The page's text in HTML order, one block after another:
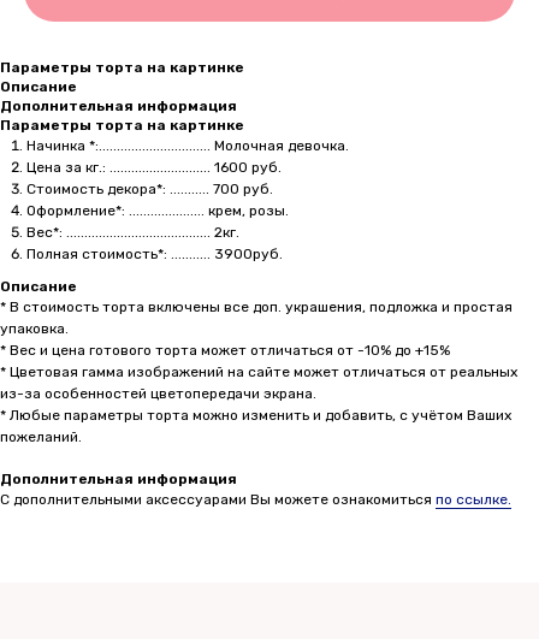
Параметры торта на картинке
Описание
Дополнительная информация
Параметры торта на картинке
Начинка *:............................... Молочная девочка.
Цена за кг.: ............................ 1600 руб.
Стоимость декора*: ........... 700 руб.
Оформление*: ..................... крем, розы.
Вес*: ........................................ 2кг.
Полная стоимость*: ........... 3900руб.
Описание
* В стоимость торта включены все доп. украшения, подложка и простая
упаковка.
* Вес и цена готового торта может отличаться от -10% до +15%
* Цветовая гамма изображений на сайте может отличаться от реальных
из-за особенностей цветопередачи экрана.
* Любые параметры торта можно изменить и добавить, с учётом Ваших
пожеланий.
Дополнительная информация
С дополнительными аксессуарами Вы можете ознакомиться по ссылке.